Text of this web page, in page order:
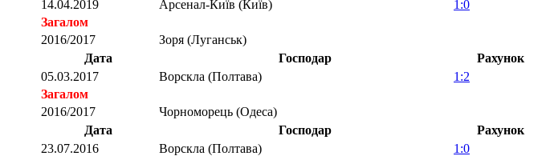
14.04.2019
Арсенал-Київ (Київ) 1:0
Загалом
2016/2017
Зоря (Луганськ)
Дата
Господар Рахунок
05.03.2017
Ворскла (Полтава) 1:2
Загалом
2016/2017
Чорноморець (Одеса)
Дата
Господар Рахунок
23.07.2016
Ворскла (Полтава) 1:0